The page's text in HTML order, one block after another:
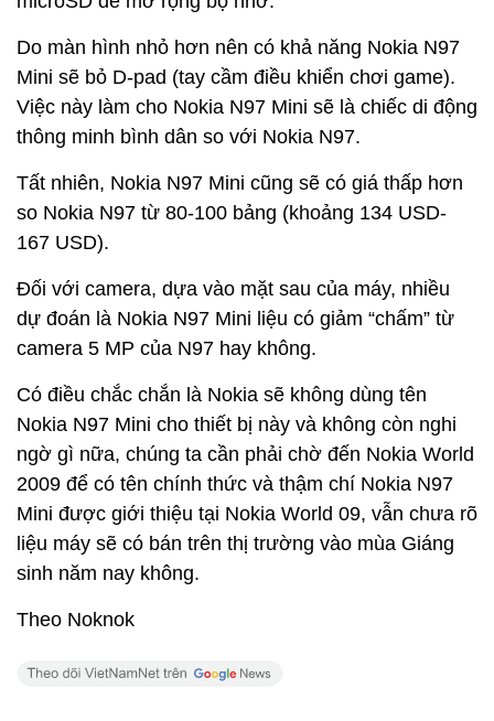
Do màn hình nhỏ hơn nên có khả năng Nokia N97
Mini sẽ bỏ D-pad (tay cầm điều khiển chơi game).
Việc này làm cho Nokia N97 Mini sẽ là chiếc di động
thông minh bình dân so với Nokia N97.
Tất nhiên, Nokia N97 Mini cũng sẽ có giá thấp hơn
so Nokia N97 từ 80-100 bảng (khoảng 134 USD-
167 USD).
Đối với camera, dựa vào mặt sau của máy, nhiều
dự đoán là Nokia N97 Mini liệu có giảm “chấm” từ
camera 5 MP của N97 hay không.
Có điều chắc chắn là Nokia sẽ không dùng tên
Nokia N97 Mini cho thiết bị này và không còn nghi
ngờ gì nữa, chúng ta cần phải chờ đến Nokia World
2009 để có tên chính thức và thậm chí Nokia N97
Mini được giới thiệu tại Nokia World 09, vẫn chưa rõ
liệu máy sẽ có bán trên thị trường vào mùa Giáng
sinh năm nay không.
Theo Noknok